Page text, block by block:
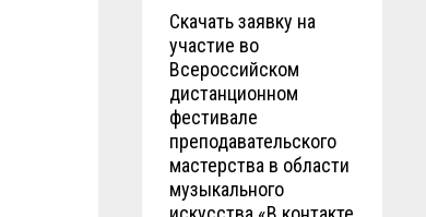
Скачать заявку на
участие во
Всероссийском
дистанционном
фестивале
преподавательского
мастерства в области
музыкального